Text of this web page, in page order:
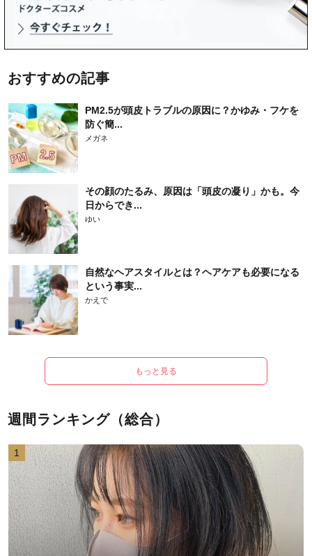
おすすめの記事
PM2.5が頭皮トラブルの原因に？かゆみ・フケを
防ぐ簡...
メガネ
その顔のたるみ、原因は「頭皮の凝り」かも。今
日からでき...
ゆい
自然なヘアスタイルとは？ヘアケアも必要になる
という事実...
かえで
もっと見る
週間ランキング（総合）
1